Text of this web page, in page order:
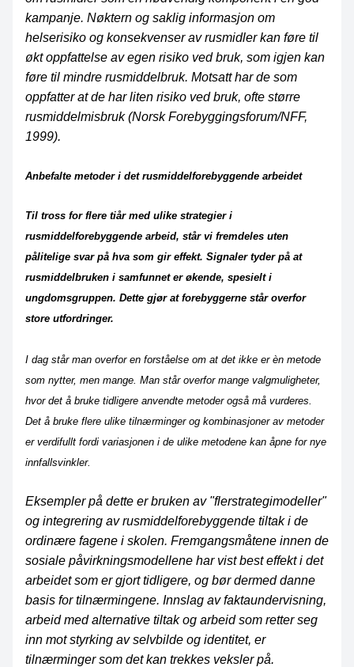
kampanje. Nøktern og saklig informasjon om
helserisiko og konsekvenser av rusmidler kan føre til
økt oppfattelse av egen risiko ved bruk, som igjen kan
føre til mindre rusmiddelbruk. Motsatt har de som
oppfatter at de har liten risiko ved bruk, ofte større
rusmiddelmisbruk (Norsk Forebyggingsforum/NFF,
1999).
Anbefalte metoder i det rusmiddelforebyggende arbeidet
Til tross for flere tiår med ulike strategier i
rusmiddelforebyggende arbeid, står vi fremdeles uten
pålitelige svar på hva som gir effekt. Signaler tyder på at
rusmiddelbruken i samfunnet er økende, spesielt i
ungdomsgruppen. Dette gjør at forebyggerne står overfor
store utfordringer.
I dag står man overfor en forståelse om at det ikke er èn metode
som nytter, men mange. Man står overfor mange valgmuligheter,
hvor det å bruke tidligere anvendte metoder også må vurderes.
Det å bruke flere ulike tilnærminger og kombinasjoner av metoder
er verdifullt fordi variasjonen i de ulike metodene kan åpne for nye
innfallsvinkler.
Eksempler på dette er bruken av "flerstrategimodeller"
og integrering av rusmiddelforebyggende tiltak i de
ordinære fagene i skolen. Fremgangsmåtene innen de
sosiale påvirkningsmodellene har vist best effekt i det
arbeidet som er gjort tidligere, og bør dermed danne
basis for tilnærmingene. Innslag av faktaundervisning,
arbeid med alternative tiltak og arbeid som retter seg
inn mot styrking av selvbilde og identitet, er
tilnærminger som det kan trekkes veksler på.